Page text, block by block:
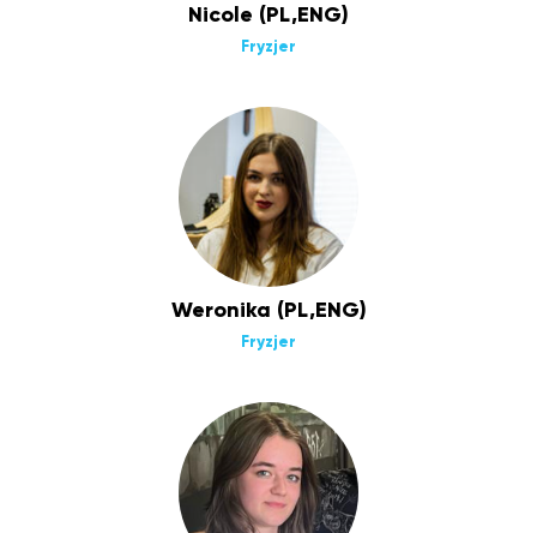
Nicole (PL,ENG)
Fryzjer
Weronika (PL,ENG)
Fryzjer